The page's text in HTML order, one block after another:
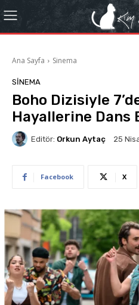
Ana Sayfa Sinema
SINEMA
Boho Dizisiyle
Hayallerine Dans
Editör: Orkun Aytaç 25
Facebook X